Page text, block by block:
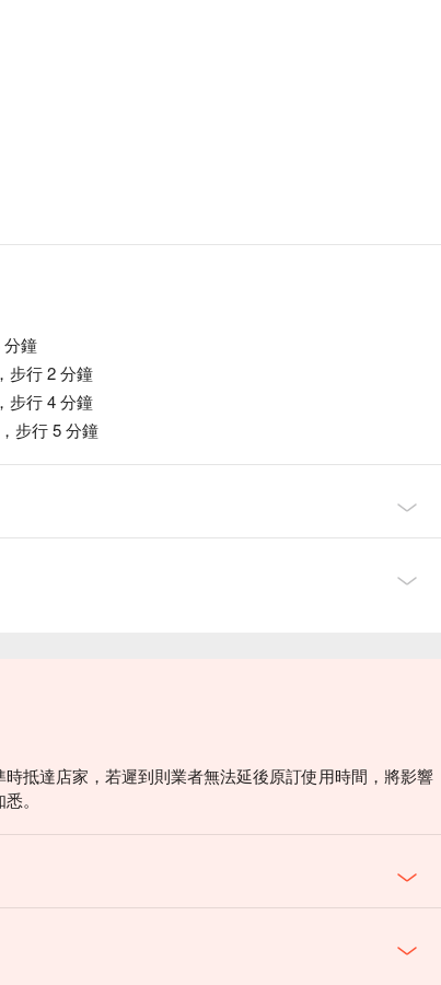
分鐘
步行 2 分鐘
步行 4 分鐘
步行 5 分鐘
抵達店家，若遲到則業者無法延後原訂使用時間，將影響
。